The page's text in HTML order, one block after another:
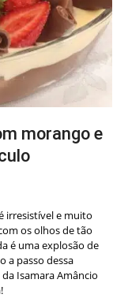
morango e
irresistível e muito
os olhos de tão
é uma explosão de
a passo dessa
Isamara Amâncio